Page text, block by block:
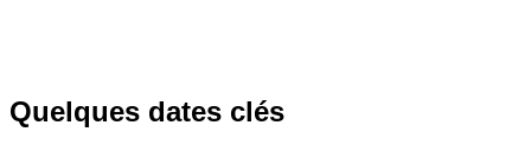
Quelques dates clés